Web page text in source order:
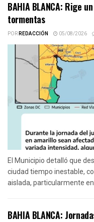
BAHIA BLANCA: Rige
tormentas
PORREDACCIÓN 05/08/2026
El Municipio detalló que
ciudad tiempo inestable,
aislada, particularmente en
BAHIA BLANCA: